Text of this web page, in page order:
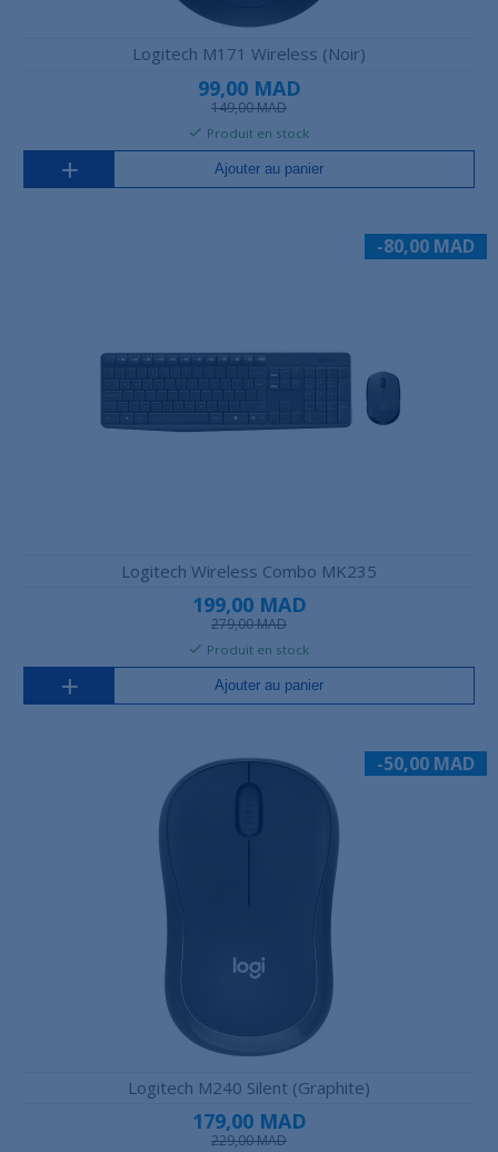
Logitech M171 Wireless (Noir)
99,00 MAD
149,00 MAD
Produit en stock
Ajouter au panier
-80,00 MAD
Logitech Wireless Combo MK235
199,00 MAD
279,00 MAD
Produit en stock
Ajouter au panier
-50,00 MAD
Logitech M240 Silent (Graphite)
179,00 MAD
229,00 MAD